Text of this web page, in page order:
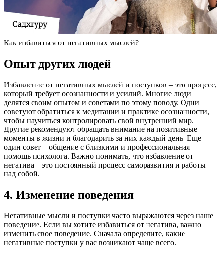
Как избавиться от негативных мыслей?
Опыт других людей
Избавление от негативных мыслей и поступков – это процесс,
который требует осознанности и усилий. Многие люди
делятся своим опытом и советами по этому поводу. Одни
советуют обратиться к медитации и практике осознанности,
чтобы научиться контролировать свой внутренний мир.
Другие рекомендуют обращать внимание на позитивные
моменты в жизни и благодарить за них каждый день. Еще
один совет – общение с близкими и профессиональная
помощь психолога. Важно понимать, что избавление от
негатива – это постоянный процесс саморазвития и работы
над собой.
4. Изменение поведения
Негативные мысли и поступки часто выражаются через наше
поведение. Если вы хотите избавиться от негатива, важно
изменить свое поведение. Сначала определите, какие
негативные поступки у вас возникают чаще всего.